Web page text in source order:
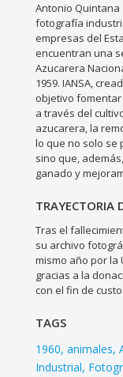
Antonio
fotografía
empresas del
encuentran una
Azucarera
1959. IANSA,
objetivo
a través del
azucarera, la
lo que no solo se
sino que,
ganado y
TRAYECTORIA
Tras el
su archivo
mismo año por la
gracias a la
con el fin de
TAGS
1960 animales
Industrial